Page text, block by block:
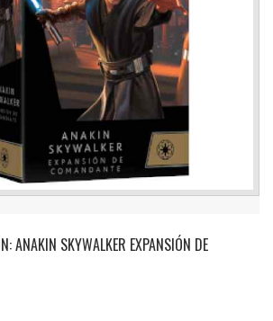
ANAKIN SKYWALKER EXPANSIÓN DE